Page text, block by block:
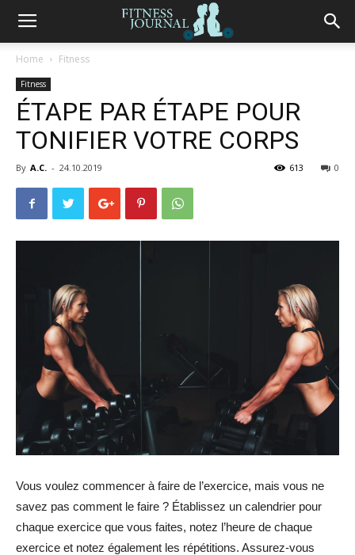
Fitness
Journal
Home Fitness
Fitness
ÉTAPE PAR ÉTAPE POUR
TONIFIER VOTRE CORPS
By A.C. - 24.10.2019 0
613
Vous voulez commencer à faire de l’exercice, mais vous ne
savez pas comment le faire ? Établissez un calendrier pour
chaque exercice que vous faites, notez l’heure de chaque
exercice et notez également les répétitions. Assurez-vous